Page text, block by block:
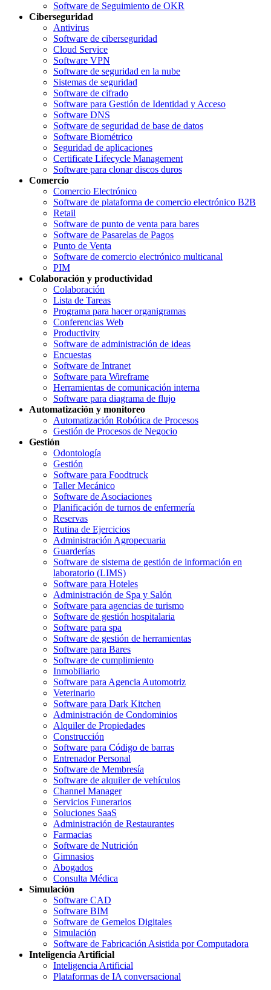
Software de Seguimiento de OKR
Ciberseguridad
Antivirus
Software de ciberseguridad
Cloud Service
Software VPN
Software de seguridad en la nube
Sistemas de seguridad
Software de cifrado
Software para Gestión de Identidad y Acceso
Software DNS
Software de seguridad de base de datos
Software Biométrico
Seguridad de aplicaciones
Certificate Lifecycle Management
Software para clonar discos duros
Comercio
Comercio Electrónico
Software de plataforma de comercio electrónico B2B
Retail
Software de punto de venta para bares
Software de Pasarelas de Pagos
Punto de Venta
Software de comercio electrónico multicanal
PIM
Colaboración y productividad
Colaboración
Lista de Tareas
Programa para hacer organigramas
Conferencias Web
Productivity
Software de administración de ideas
Encuestas
Software de Intranet
Software para Wireframe
Herramientas de comunicación interna
Software para diagrama de flujo
Automatización y monitoreo
Automatización Robótica de Procesos
Gestión de Procesos de Negocio
Gestión
Odontología
Gestión
Software para Foodtruck
Taller Mecánico
Software de Asociaciones
Planificación de turnos de enfermería
Reservas
Rutina de Ejercicios
Administración Agropecuaria
Guarderías
Software de sistema de gestión de información en
laboratorio (LIMS)
Software para Hoteles
Administración de Spa y Salón
Software para agencias de turismo
Software de gestión hospitalaria
Software para spa
Software de gestión de herramientas
Software para Bares
Software de cumplimiento
Inmobiliario
Software para Agencia Automotriz
Veterinario
Software para Dark Kitchen
Administración de Condominios
Alquiler de Propiedades
Construcción
Software para Código de barras
Entrenador Personal
Software de Membresía
Software de alquiler de vehículos
Channel Manager
Servicios Funerarios
Soluciones SaaS
Administración de Restaurantes
Farmacias
Software de Nutrición
Gimnasios
Abogados
Consulta Médica
Simulación
Software CAD
Software BIM
Software de Gemelos Digitales
Simulación
Software de Fabricación Asistida por Computadora
Inteligencia Artificial
Inteligencia Artificial
Plataformas de IA conversacional